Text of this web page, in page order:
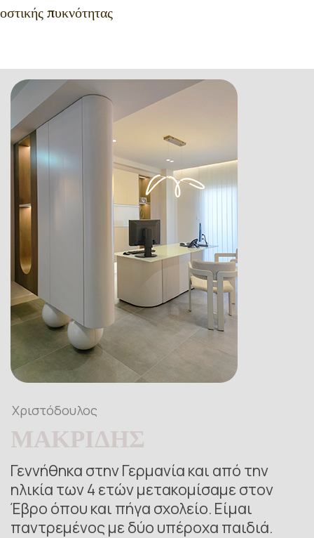
οστικής πυκνότητας
Χριστόδουλος
ΜΑΚΡΙΔΗΣ
Γεννήθηκα στην Γερμανία και από την
ηλικία των 4 ετών μετακομίσαμε στον
Έβρο όπου και πήγα σχολείο. Είμαι
παντρεμένος με δύο υπέροχα παιδιά.